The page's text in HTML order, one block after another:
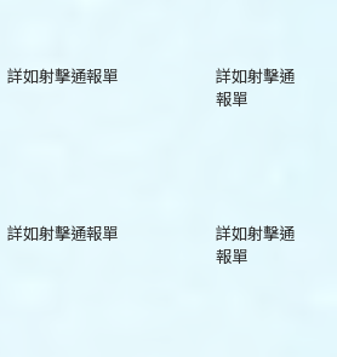
詳如射擊通報單
詳如射擊通
報單
詳如射擊通報單
詳如射擊通
報單